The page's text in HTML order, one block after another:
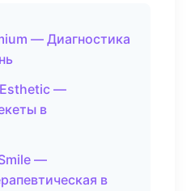
— Диагностика
—
в
—
в